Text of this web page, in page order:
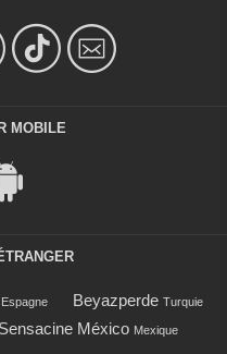
MOBILE
Espagne Beyazperde Turquie
Sensacine México Mexique